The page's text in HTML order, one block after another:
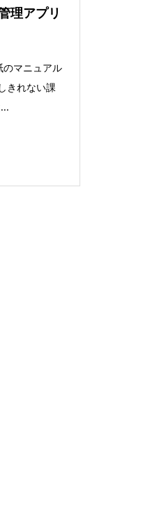
理アプリ
のマニュアル
きれない課